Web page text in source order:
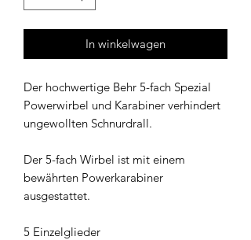
In winkelwagen
Der hochwertige Behr 5-fach Spezial
Powerwirbel und Karabiner verhindert
ungewollten Schnurdrall.
Der 5-fach Wirbel ist mit einem
bewährten Powerkarabiner
ausgestattet.
5 Einzelglieder